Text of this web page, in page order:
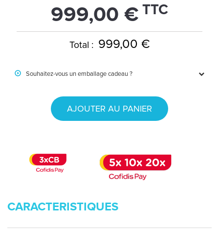
999,00 € TTC
Total : 999,00 €
Souhaitez-vous un emballage cadeau ?
AJOUTER AU PANIER
CARACTERISTIQUES